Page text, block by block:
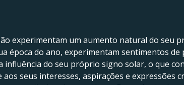
experimentam um aumento natural do seu
época do ano, experimentam sentimentos
influência do seu próprio signo solar, o que
seus interesses, aspirações e expressões